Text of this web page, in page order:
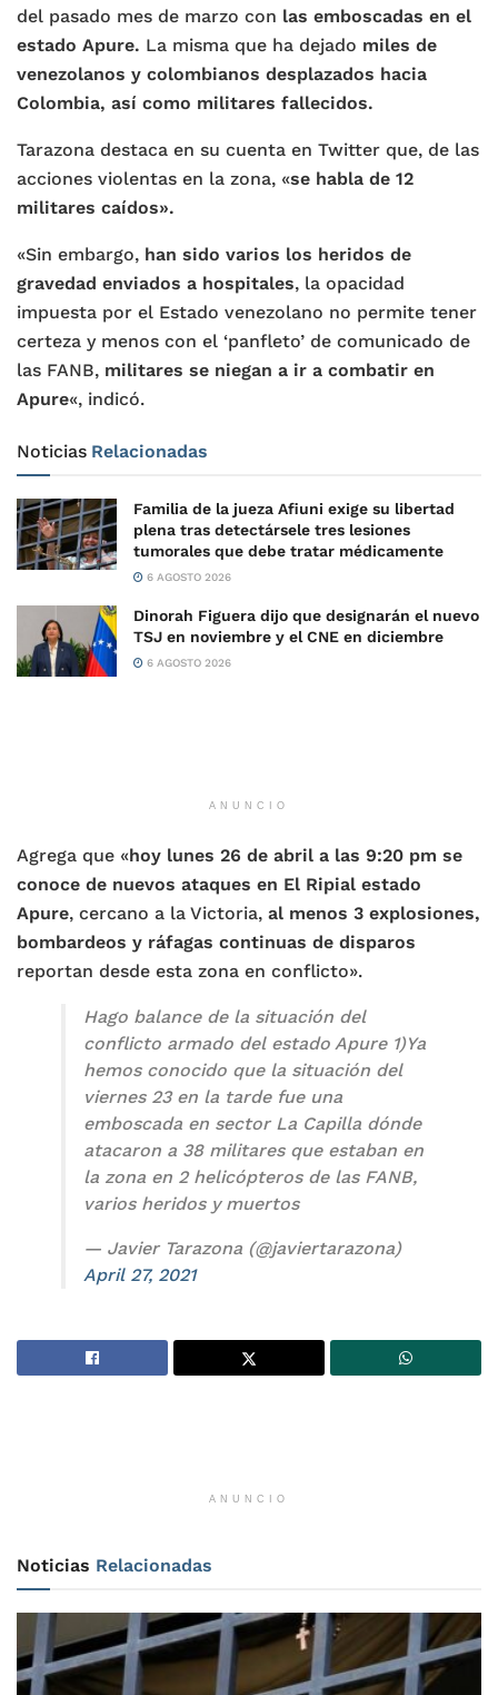
del pasado mes de marzo con las emboscadas en el
estado Apure. La misma que ha dejado miles de
venezolanos y colombianos desplazados hacia
Colombia, así como militares fallecidos.
Tarazona destaca en su cuenta en Twitter que, de las
acciones violentas en la zona, «se habla de 12
militares caídos».
«Sin embargo, han sido varios los heridos de
gravedad enviados a hospitales, la opacidad
impuesta por el Estado venezolano no permite tener
certeza y menos con el ‘panfleto’ de comunicado de
las FANB, militares se niegan a ir a combatir en
Apure«, indicó.
Noticias Relacionadas
Familia de la jueza Afiuni exige su libertad
plena tras detectársele tres lesiones
tumorales que debe tratar médicamente
6 AGOSTO 2026
Dinorah Figuera dijo que designarán el nuevo
TSJ en noviembre y el CNE en diciembre
6 AGOSTO 2026
ANUNCIO
Agrega que «hoy lunes 26 de abril a las 9:20 pm se
conoce de nuevos ataques en El Ripial estado
Apure, cercano a la Victoria, al menos 3 explosiones,
bombardeos y ráfagas continuas de disparos
reportan desde esta zona en conflicto».
Hago balance de la situación del
conflicto armado del estado Apure 1)Ya
hemos conocido que la situación del
viernes 23 en la tarde fue una
emboscada en sector La Capilla dónde
atacaron a 38 militares que estaban en
la zona en 2 helicópteros de las FANB,
varios heridos y muertos
— Javier Tarazona (@javiertarazona)
April 27, 2021
ANUNCIO
Noticias Relacionadas